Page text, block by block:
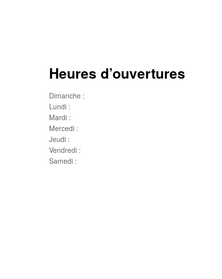
Heures d’ouvertures
Dimanche :
Lundi :
Mardi :
Mercedi :
Jeudi :
Vendredi :
Samedi :